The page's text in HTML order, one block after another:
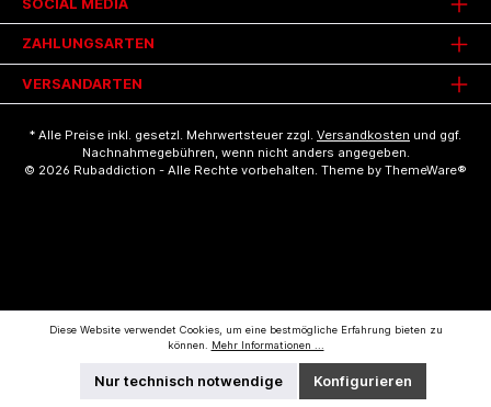
SOCIAL MEDIA
ZAHLUNGSARTEN
VERSANDARTEN
* Alle Preise inkl. gesetzl. Mehrwertsteuer zzgl. Versandkosten und ggf.
Nachnahmegebühren, wenn nicht anders angegeben.
© 2026 Rubaddiction - Alle Rechte vorbehalten. Theme by ThemeWare®
Diese Website verwendet Cookies, um eine bestmögliche Erfahrung bieten zu
können.
Mehr Informationen ...
Nur technisch notwendige Konfigurieren